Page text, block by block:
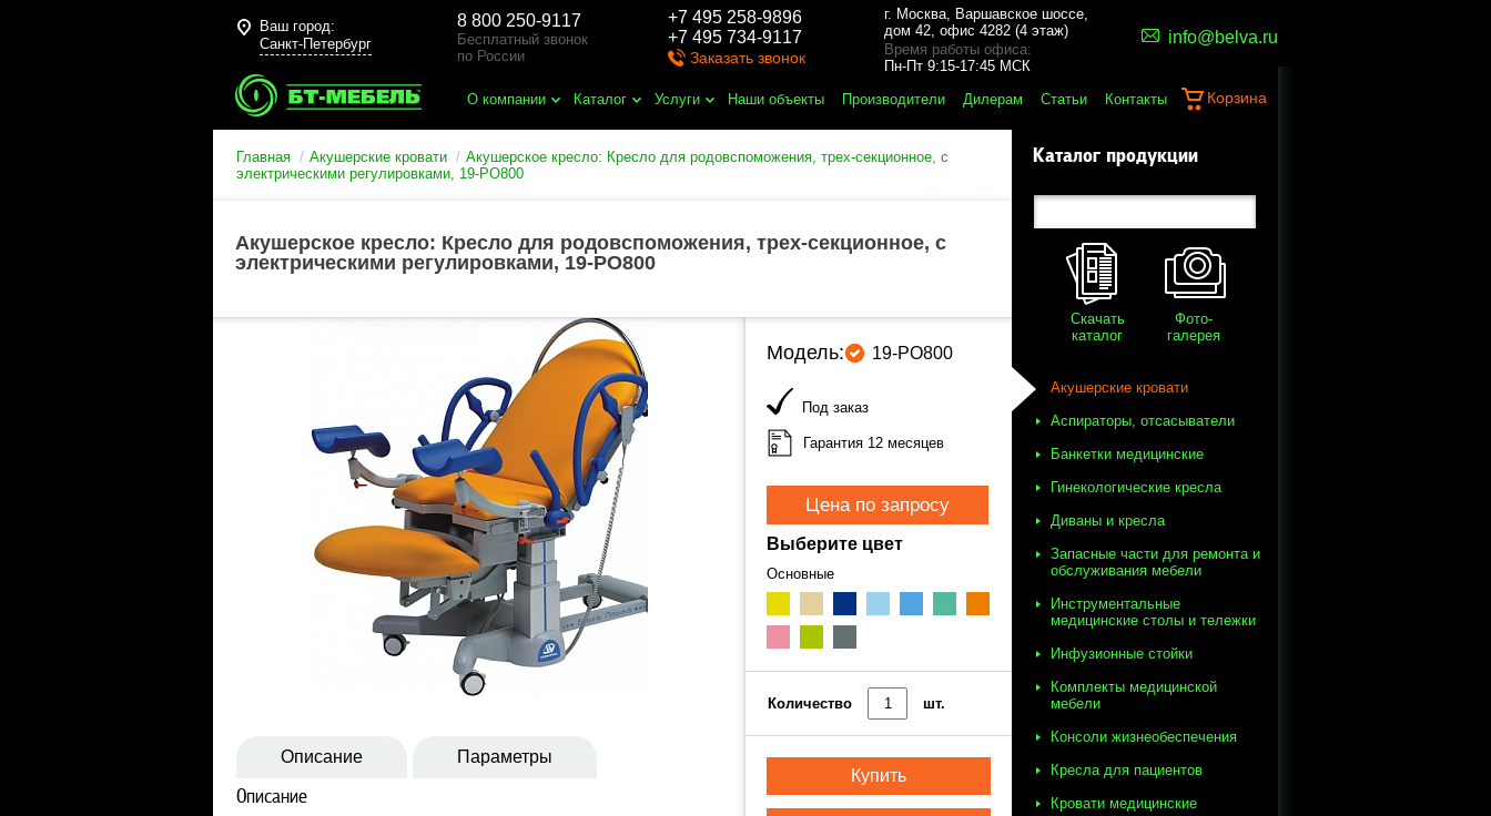
Ваш город:
Санкт-Петербург
8 800 250-9117
Бесплатный звонок
по России
+7 495 258-9896
+7 495 734-9117
Заказать звонок
г. Москва, Варшавское шоссе,
дом 42, офис 4282 (4 этаж)
Время работы офиса:
Пн-Пт 9:15-17:45 МСК
info@belva.ru
О компании Каталог Услуги Наши объекты Производители Дилерам Статьи Контакты Корзина
Главная Акушерские кровати
Акушерское кресло: Кресло для родовспоможения, трех-секционное, с
электрическими регулировками, 19-PO800
Акушерское кресло: Кресло для родовспоможения, трех-секционное, с
электрическими регулировками, 19-PO800
Описание Параметры
Описание
Модель: 19-PO800
Под заказ
Гарантия 12 месяцев
Цена по запросу
Выберите цвет
Основные
Количество шт.
Купить
Каталог продукции
Скачать
каталог
Фото-
галерея
Акушерские кровати
Аспираторы, отсасыватели
Банкетки медицинские
Гинекологические кресла
Диваны и кресла
Запасные части для ремонта и
обслуживания мебели
Инструментальные
медицинские столы и тележки
Инфузионные стойки
Комплекты медицинской
мебели
Консоли жизнеобеспечения
Кресла для пациентов
Кровати медицинские